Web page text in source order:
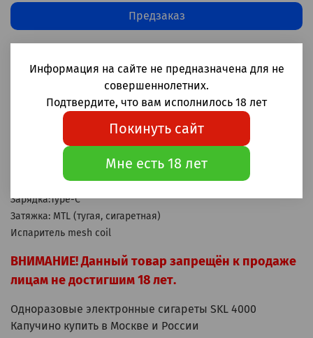
Предзаказ
Одноразовые электронные сигареты SKL-4000 Капучино 4000
затяжек
Аккумулятор: 550мАч
Крепость: 20мг Hard (2% Hard)
Зарядка:Type-C
Затяжка: MTL (тугая, сигаретная)
Испаритель mesh coil
ВНИМАНИЕ! Данный товар запрещён к продаже
лицам не достигшим 18 лет.
Одноразовые электронные сигареты SKL 4000
Капучино купить в Москве и России
Информация на сайте не предназначена для не
совершеннолетних.
Подтвердите, что вам исполнилось 18 лет
Покинуть сайт
Мне есть 18 лет